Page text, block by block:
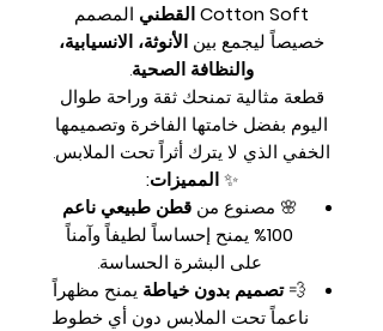
Cotton Soft القطني
المصمم
خصيصاً ليجمع بين الأنوثة، الانسيابية،
والنظافة الصحية.
قطعة مثالية تمنحك ثقة وراحة طوال
اليوم بفضل خامتها الفاخرة وتصميمها
الخفي الذي لا يترك أثراً تحت الملابس.
✨المميزات:
🌸 مصنوع منقطن طبيعي ناعم
100%
يمنح إحساساً لطيفاً وآمناً
على البشرة الحساسة.
💨تصميم بدون خياطة يمنح مظهراً
ناعماً تحت الملابس دون أي خطوط